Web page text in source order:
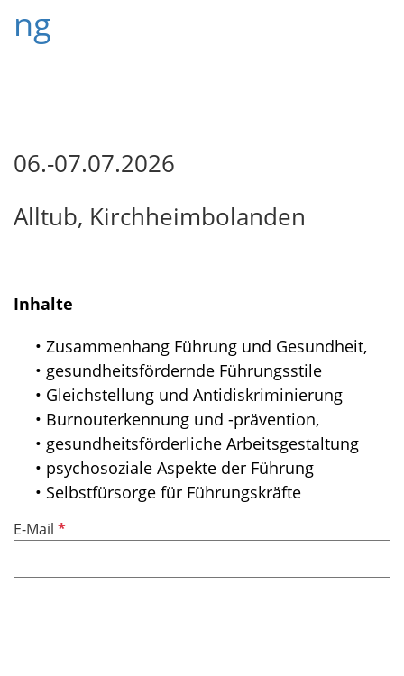
ng
06.-07.07.2026
Alltub, Kirchheimbolanden
Inhalte
• Zusammenhang Führung und Gesundheit,
• gesundheitsfördernde Führungsstile
• Gleichstellung und Antidiskriminierung
• Burnouterkennung und -prävention,
• gesundheitsförderliche Arbeitsgestaltung
• psychosoziale Aspekte der Führung
• Selbstfürsorge für Führungskräfte
E-Mail P